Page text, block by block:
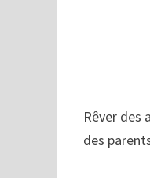
Rêver des
des